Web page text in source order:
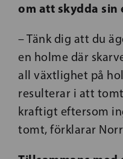
om att skydda sin
– Tänk dig att du
en holme där
all växtlighet på
resulterar i att
kraftigt eftersom
tomt, förklarar